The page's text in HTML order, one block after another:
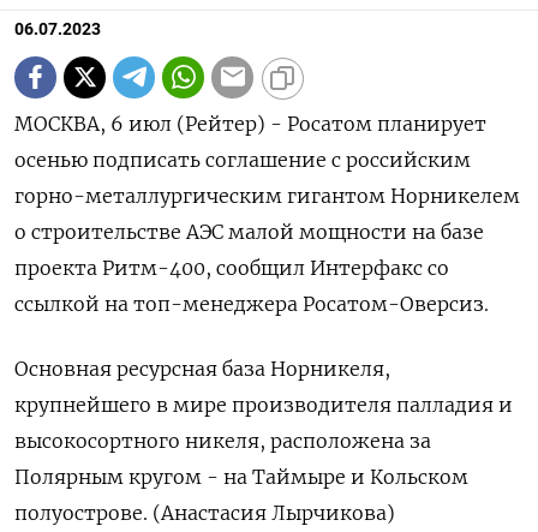
06.07.2023
МОСКВА, 6 июл (Рейтер) - Росатом планирует
осенью подписать соглашение с российским
горно-металлургическим гигантом Норникелем
о строительстве АЭС малой мощности на базе
проекта Ритм-400, сообщил Интерфакс со
ссылкой на топ-менеджера Росатом-Оверсиз.
Основная ресурсная база Норникеля,
крупнейшего в мире производителя палладия и
высокосортного никеля, расположена за
Полярным кругом - на Таймыре и Кольском
полуострове. (Анастасия Лырчикова)